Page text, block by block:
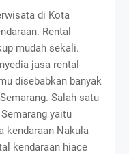
di Kota
Rental
mudah sekali.
jasa rental
disebabkan banyak
Salah satu
yaitu
kendaraan Nakula
kendaraan hiace